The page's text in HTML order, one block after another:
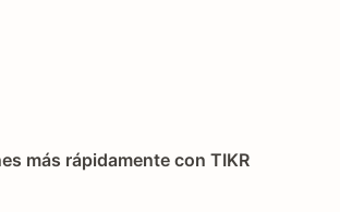
más rápidamente con TIKR